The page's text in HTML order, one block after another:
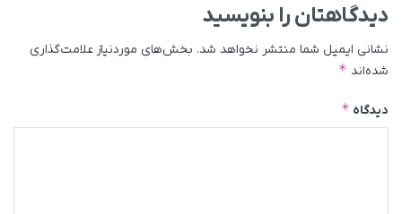
دیدگاهتان را بنویسید
نشانی ایمیل شما منتشر نخواهد شد. بخش‌های موردنیاز علامت‌گذاری
شده‌اند *
دیدگاه *